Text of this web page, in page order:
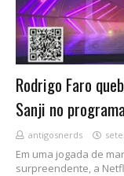
Rodrigo Faro
Sanji no
antigosnerds
Em uma jogada de
surpreendente, a